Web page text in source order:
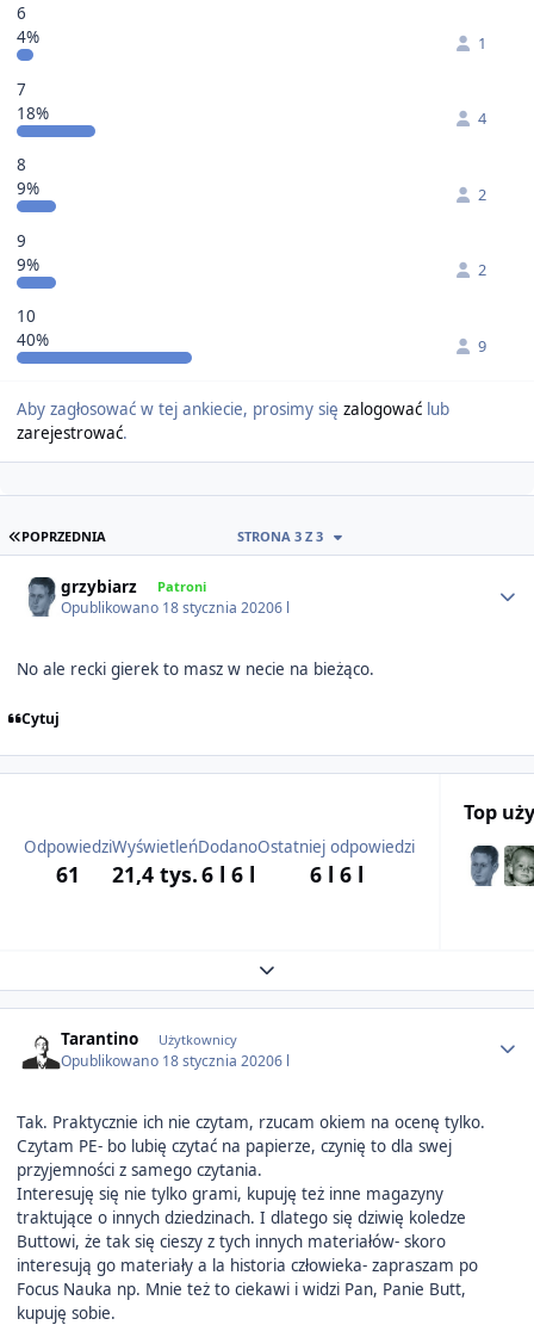
6
4%
1
7
18%
4
8
9%
2
9
9%
2
10
40%
9
Aby zagłosować w tej ankiecie, prosimy się zalogowaćlub
zarejestrować.
PIERWSZA STRONA
POPRZEDNIA STRONA 3 Z 3
grzybiarz Patroni
Opublikowano 18 stycznia 20206 l
No ale recki gierek to masz w necie na bieżąco.
Cytuj
Odpowiedzi
61
Wyświetleń
21,4 tys.
Dodano
6 l 6 l
Ostatniej odpowiedzi
6 l 6 l
Top
Expand topic overview
Tarantino Użytkownicy
Opublikowano 18 stycznia 20206 l
Tak. Praktycznie ich nie czytam, rzucam okiem na ocenę tylko.
Czytam PE- bo lubię czytać na papierze, czynię to dla swej
przyjemności z samego czytania.
Interesuję się nie tylko grami, kupuję też inne magazyny
traktujące o innych dziedzinach. I dlatego się dziwię koledze
Buttowi, że tak się cieszy z tych innych materiałów- skoro
interesują go materiały a la historia człowieka- zapraszam po
Focus Nauka np. Mnie też to ciekawi i widzi Pan, Panie Butt,
kupuję sobie.